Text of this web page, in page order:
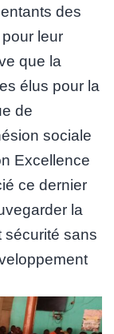
des
leur
que la
élus pour la
de
sociale
Excellence
ce dernier
la
sécurité sans